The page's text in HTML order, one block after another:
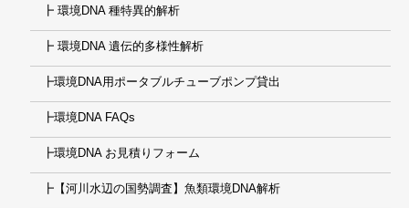
┣ 環境DNA 種特異的解析
┣ 環境DNA 遺伝的多様性解析
┣環境DNA用ポータブルチューブポンプ貸出
┣環境DNA FAQs
┣環境DNA お見積りフォーム
┣【河川水辺の国勢調査】魚類環境DNA解析